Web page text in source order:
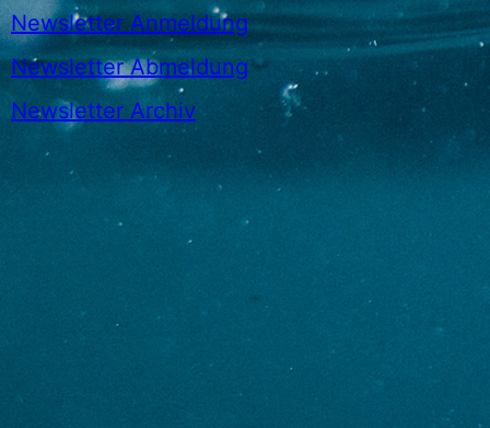
Newsletter Anmeldung
Newsletter Abmeldung
Newsletter Archiv